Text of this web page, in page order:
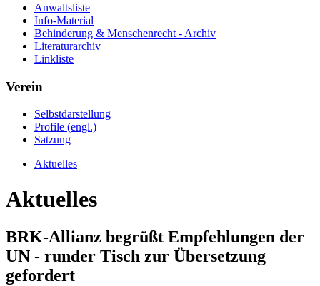
Anwaltsliste
Info-Material
Behinderung & Menschenrecht - Archiv
Literaturarchiv
Linkliste
Verein
Selbstdarstellung
Profile (engl.)
Satzung
Aktuelles
Aktuelles
BRK-Allianz begrüßt Empfehlungen der
UN - runder Tisch zur Übersetzung
gefordert